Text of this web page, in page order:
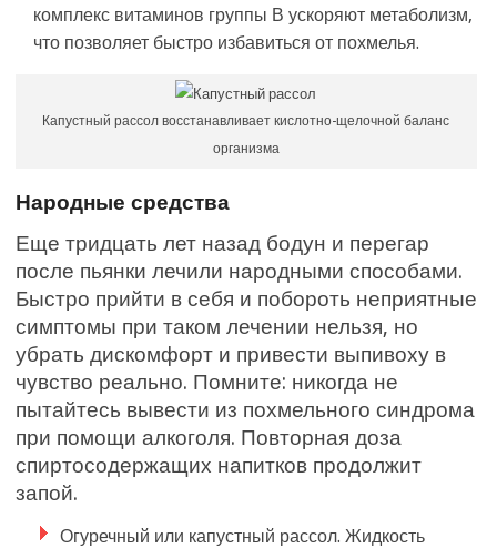
комплекс витаминов группы В ускоряют метаболизм,
что позволяет быстро избавиться от похмелья.
Капустный рассол восстанавливает кислотно-щелочной баланс
организма
Народные средства
Еще тридцать лет назад бодун и перегар
после пьянки лечили народными способами.
Быстро прийти в себя и побороть неприятные
симптомы при таком лечении нельзя, но
убрать дискомфорт и привести выпивоху в
чувство реально. Помните: никогда не
пытайтесь вывести из похмельного синдрома
при помощи алкоголя. Повторная доза
спиртосодержащих напитков продолжит
запой.
Огуречный или капустный рассол. Жидкость